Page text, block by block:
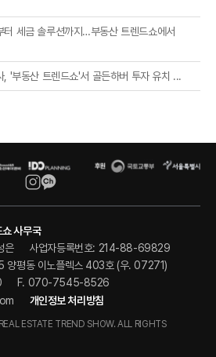
터 세금 솔루션까지…부동산 트렌드쇼에서
, '부동산 트렌드쇼'서 골든하버 투자 유치 ...
사무국
은
사업자등록번호: 214-88-69829
양평동 이노플렉스 403호 (우. 07271)
F. 070-7545-8526
개인정보 처리방침
ESTATE TREND SHOW. ALL RIGHTS